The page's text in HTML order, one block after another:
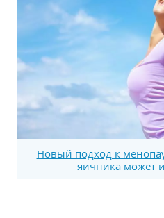
Новый подход к
яичника может